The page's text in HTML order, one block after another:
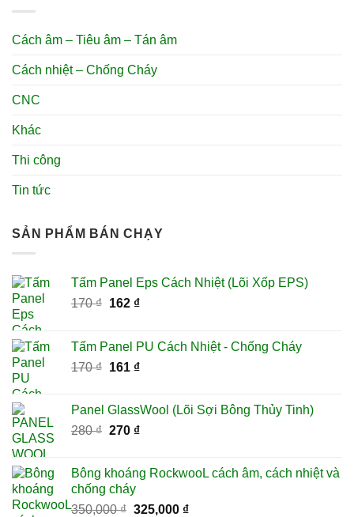
Cách âm – Tiêu âm – Tán âm
Cách nhiệt – Chống Cháy
CNC
Khác
Thi công
Tin tức
SẢN PHẨM BÁN CHẠY
Tấm Panel Eps Cách Nhiệt (Lõi Xốp EPS)
170₫ Giá
170 ₫.
162 ₫Giá
là:
162 ₫.
Tấm Panel PU Cách Nhiệt - Chống Cháy
170₫ Giá
170 ₫.
161 ₫Giá
là:
161 ₫.
Panel GlassWool (Lõi Sợi Bông Thủy Tinh)
280₫ Giá
280 ₫.
270 ₫Giá
là:
Bông khoáng RockwooL cách âm, cách nhiệt và
chống cháy
350,000₫ Giá
325,000 ₫Giá